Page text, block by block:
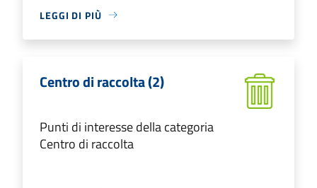
LEGGI DI PIÙ
Centro di raccolta (2)
Punti di interesse della categoria
Centro di raccolta